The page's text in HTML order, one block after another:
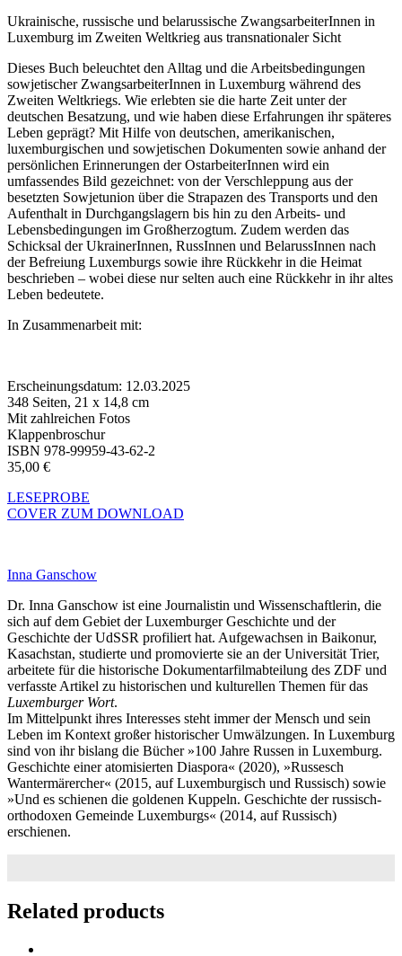
Ukrainische, russische und belarussische ZwangsarbeiterInnen in
Luxemburg im Zweiten Weltkrieg aus transnationaler Sicht
Dieses Buch beleuchtet den Alltag und die Arbeitsbedingungen
sowjetischer ZwangsarbeiterInnen in Luxemburg während des
Zweiten Weltkriegs. Wie erlebten sie die harte Zeit unter der
deutschen Besatzung, und wie haben diese Erfahrungen ihr späteres
Leben geprägt? Mit Hilfe von deutschen, amerikanischen,
luxemburgischen und sowjetischen Dokumenten sowie anhand der
persönlichen Erinnerungen der OstarbeiterInnen wird ein
umfassendes Bild gezeichnet: von der Verschleppung aus der
besetzten Sowjetunion über die Strapazen des Transports und den
Aufenthalt in Durchgangslagern bis hin zu den Arbeits- und
Lebensbedingungen im Großherzogtum. Zudem werden das
Schicksal der UkrainerInnen, RussInnen und BelarussInnen nach
der Befreiung Luxemburgs sowie ihre Rückkehr in die Heimat
beschrieben – wobei diese nur selten auch eine Rückkehr in ihr altes
Leben bedeutete.
In Zusammenarbeit mit:
Erscheinungsdatum: 12.03.2025
348 Seiten, 21 x 14,8 cm
Mit zahlreichen Fotos
Klappenbroschur
ISBN 978-99959-43-62-2
35,00 €
LESEPROBE
COVER ZUM DOWNLOAD
Inna Ganschow
Dr. Inna Ganschow ist eine Journalistin und Wissenschaftlerin, die
sich auf dem Gebiet der Luxemburger Geschichte und der
Geschichte der UdSSR profiliert hat. Aufgewachsen in Baikonur,
Kasachstan, studierte und promovierte sie an der Universität Trier,
arbeitete für die historische Dokumentarfilmabteilung des ZDF und
verfasste Artikel zu historischen und kulturellen Themen für das
Luxemburger Wort.
Im Mittelpunkt ihres Interesses steht immer der Mensch und sein
Leben im Kontext großer historischer Umwälzungen. In Luxemburg
sind von ihr bislang die Bücher »100 Jahre Russen in Luxemburg.
Geschichte einer atomisierten Diaspora« (2020), »Russesch
Wantermärercher« (2015, auf Luxemburgisch und Russisch) sowie
»Und es schienen die goldenen Kuppeln. Geschichte der russisch-
orthodoxen Gemeinde Luxemburgs« (2014, auf Russisch)
erschienen.
Related products